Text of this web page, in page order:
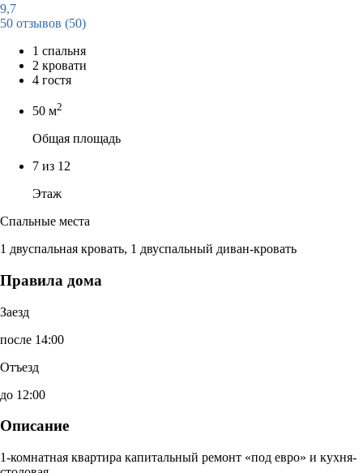
9,7
50 отзывов (50)
1 спальня
2 кровати
4 гостя
50 м2
Общая площадь
7 из 12
Этаж
Спальные места
1 двуспальная кровать, 1 двуспальный диван-кровать
Правила дома
Заезд
после 14:00
Отъезд
до 12:00
Описание
1-комнатная квартира капитальный ремонт «под евро» и кухня-